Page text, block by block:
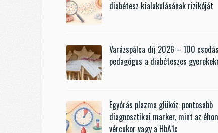
diabétesz kialakulásának rizikóját
Varázspálca díj 2026 – 100 csodás
pedagógus a diabéteszes
Egyórás plazma glükóz: pontosabb
diagnosztikai marker, mint az
vércukor vagy a HbA1c